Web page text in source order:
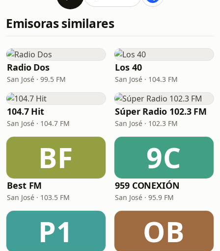
Emisoras similares
Radio Dos
San José · 99.5 FM
Los 40
San José · 104.3 FM
104.7 Hit
San José · 104.7 FM
Súper Radio 102.3 FM
San José · 102.3 FM
BF
Best FM
San José · 103.5 FM
9C
959 CONEXIÓN
San José · 95.9 FM
P1 OB